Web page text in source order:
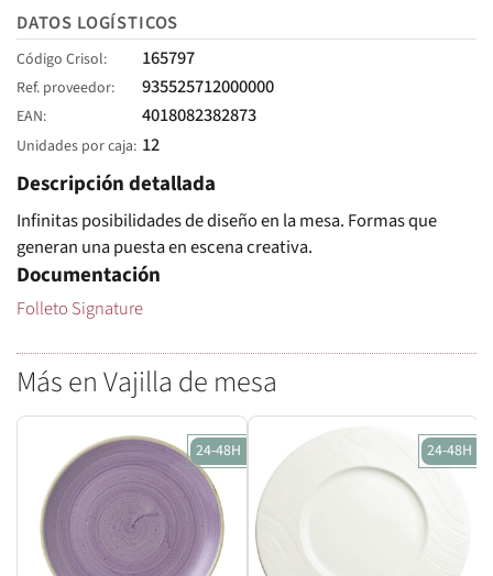
DATOS LOGÍSTICOS
Código Crisol 165797
Ref. proveedor 935525712000000
EAN 4018082382873
Unidades por caja 12
Descripción detallada
Infinitas posibilidades de diseño en la mesa. Formas que
generan una puesta en escena creativa.
Documentación
Folleto Signature
Más en Vajilla de mesa
24-48H 24-48H